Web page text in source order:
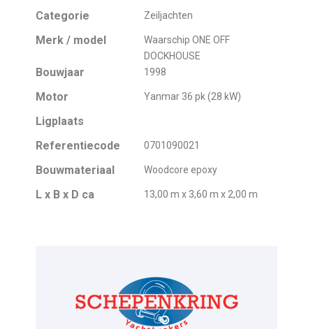
Categorie
Zeiljachten
Merk / model
Waarschip ONE OFF
DOCKHOUSE
Bouwjaar 1998
Motor Yanmar 36 pk (28 kW)
Ligplaats
Referentiecode
0701090021
Bouwmateriaal Woodcore epoxy
L x B x D ca 13,00 m x 3,60 m x 2,00 m